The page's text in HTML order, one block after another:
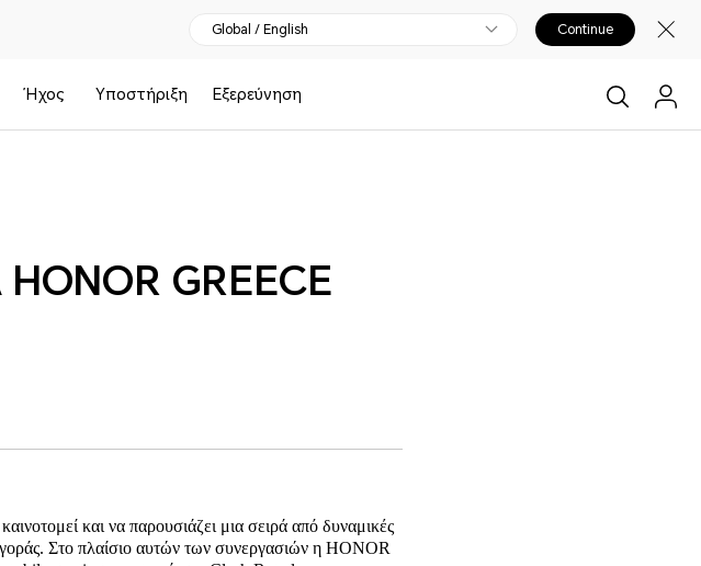
Global / English Continue
Ήχος Υποστήριξη Εξερεύνηση
GREECE
καινοτομεί και να παρουσιάζει μια σειρά από δυναμικές
Στο πλαίσιο αυτών των συνεργασιών η HONOR